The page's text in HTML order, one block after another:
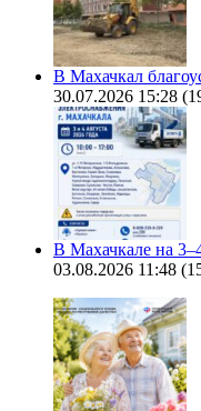
В Махачкал
30.07.2026 15:28
В Махачкале на
03.08.2026 11:48